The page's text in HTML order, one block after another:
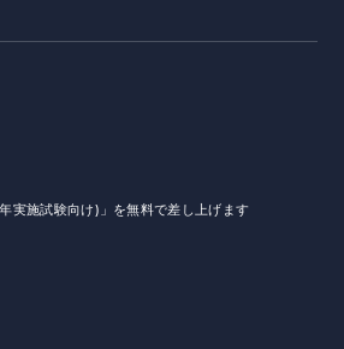
実施試験向け)」を無料で差し上げます